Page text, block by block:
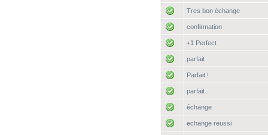
Tres bon échange
confirmation
+1 Perfect
parfait
Parfait !
parfait
échange
echange reussi